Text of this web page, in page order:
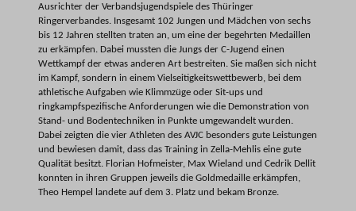
Ausrichter der Verbandsjugendspiele des Thüringer
Ringerverbandes. Insgesamt 102 Jungen und Mädchen von sechs
bis 12 Jahren stellten traten an, um eine der begehrten Medaillen
zu erkämpfen. Dabei mussten die Jungs der C-Jugend einen
Wettkampf der etwas anderen Art bestreiten. Sie maßen sich nicht
im Kampf, sondern in einem Vielseitigkeitswettbewerb, bei dem
athletische Aufgaben wie Klimmzüge oder Sit-ups und
ringkampfspezifische Anforderungen wie die Demonstration von
Stand- und Bodentechniken in Punkte umgewandelt wurden.
Dabei zeigten die vier Athleten des AVJC besonders gute Leistungen
und bewiesen damit, dass das Training in Zella-Mehlis eine gute
Qualität besitzt. Florian Hofmeister, Max Wieland und Cedrik Dellit
konnten in ihren Gruppen jeweils die Goldmedaille erkämpfen,
Theo Hempel landete auf dem 3. Platz und bekam Bronze.